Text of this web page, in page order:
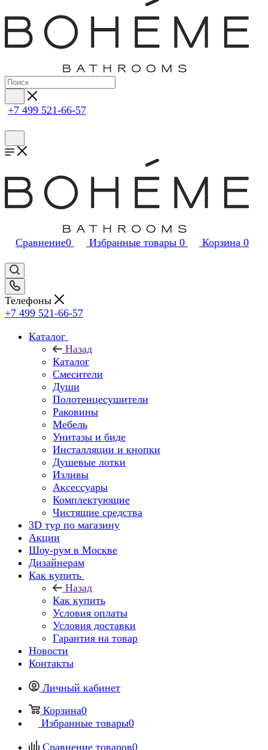
+7 499 521-66-57
Сравнение0 Избранные товары 0 Корзина 0
Телефоны
+7 499 521-66-57
Каталог
Назад
Каталог
Смесители
Души
Полотенцесушители
Раковины
Мебель
Унитазы и биде
Инсталляции и кнопки
Душевые лотки
Изливы
Аксессуары
Комплектующие
Чистящие средства
3D тур по магазину
Акции
Шоу-рум в Москве
Дизайнерам
Как купить
Назад
Как купить
Условия оплаты
Условия доставки
Гарантия на товар
Новости
Контакты
Личный кабинет
Корзина0
Избранные товары0
Сравнение товаров0